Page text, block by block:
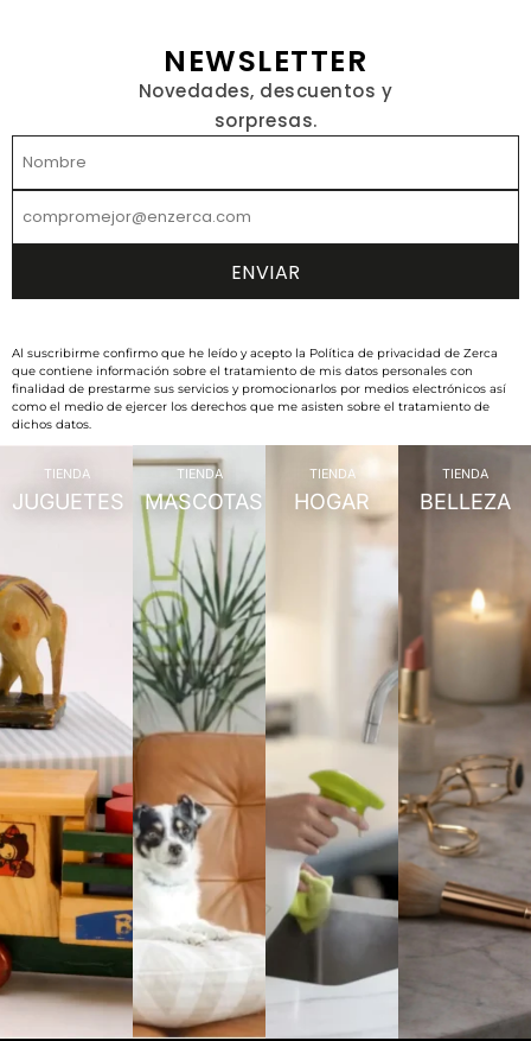
NEWSLETTER
Novedades, descuentos y
sorpresas.
Al suscribirme confirmo que he leído y acepto la Política de privacidad de Zerca
que contiene información sobre el tratamiento de mis datos personales con
finalidad de prestarme sus servicios y promocionarlos por medios electrónicos así
como el medio de ejercer los derechos que me asisten sobre el tratamiento de
dichos datos.
TIENDA
JUGUETES
TIENDA
MASCOTAS
TIENDA
HOGAR
TIENDA
BELLEZA